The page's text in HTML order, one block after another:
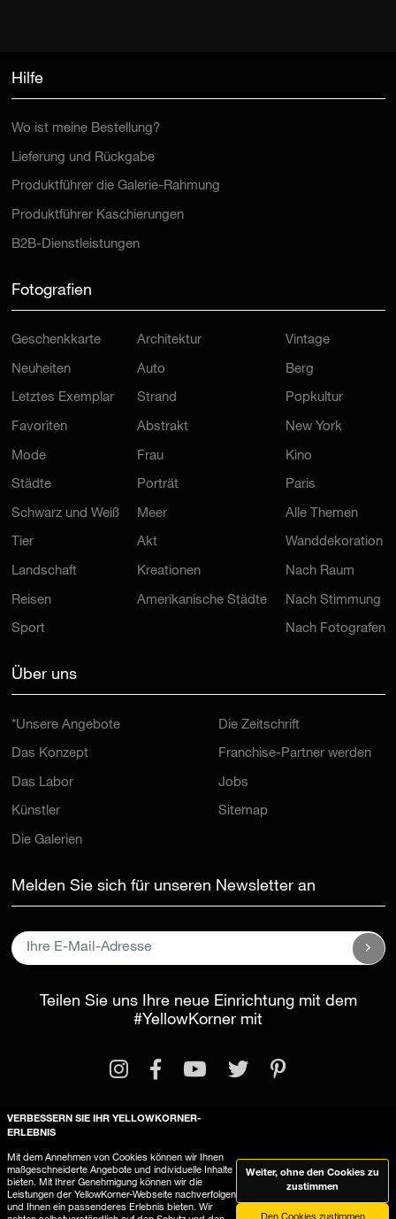
Hilfe
Wo ist meine Bestellung?
Lieferung und Rückgabe
Produktführer die Galerie-Rahmung
Produktführer Kaschierungen
B2B-Dienstleistungen
Fotografien
Geschenkkarte
Neuheiten
Letztes Exemplar
Favoriten
Mode
Städte
Schwarz und Weiß
Tier
Landschaft
Reisen
Sport
Architektur
Auto
Strand
Abstrakt
Frau
Porträt
Meer
Akt
Kreationen
Amerikanische Städte
Vintage
Berg
Popkultur
New York
Kino
Paris
Alle Themen
Wanddekoration
Nach Raum
Nach Stimmung
Nach Fotografen
Über uns
*Unsere Angebote
Das Konzept
Das Labor
Künstler
Die Galerien
Die Zeitschrift
Franchise-Partner werden
Jobs
Sitemap
Melden Sie sich für unseren Newsletter an
Teilen Sie uns Ihre neue Einrichtung mit dem
#YellowKorner mit
Rechtliche Informationen
Allgemeine Geschäftsbedingungen
YellowKorner verwendet Cookies
VERBESSERN SIE IHR YELLOWKORNER-
ERLEBNIS
Mit dem Annehmen von Cookies können wir Ihnen
maßgeschneiderte Angebote und individuelle Inhalte
bieten. Mit Ihrer Genehmigung können wir die
Leistungen der YellowKorner-Webseite nachverfolgen
und Ihnen ein passenderes Erlebnis bieten. Wir
Weiter, ohne den Cookies zu
zustimmen